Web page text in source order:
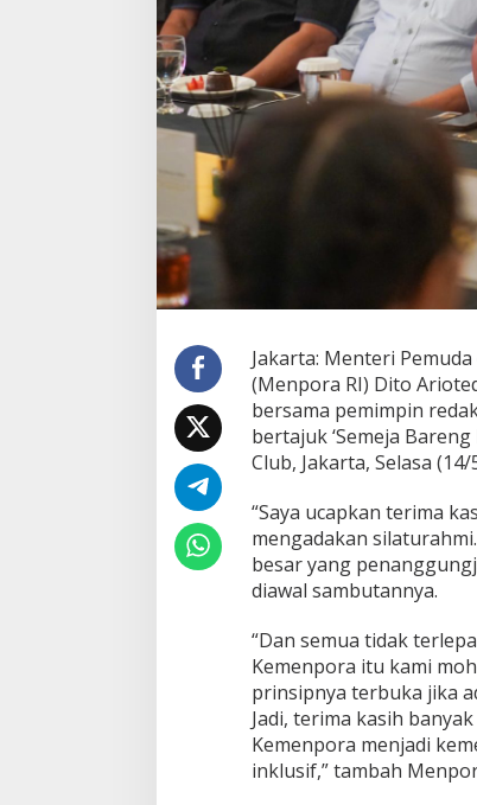
Jakarta: Menteri
(Menpora RI) Dito
bersama pemimpin
bertajuk ‘Semeja
Club, Jakarta, Selasa (14/
“Saya ucapkan terima
mengadakan
besar yang
diawal sambutannya.
“Dan semua tidak
Kemenpora itu kami
prinsipnya terbuka jika
Jadi, terima kasih
Kemenpora menjadi
inklusif,” tambah